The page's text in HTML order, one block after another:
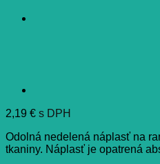
2,19 € s DPH
Odolná nedelená náplasť na
tkaniny. Náplasť je opatrená